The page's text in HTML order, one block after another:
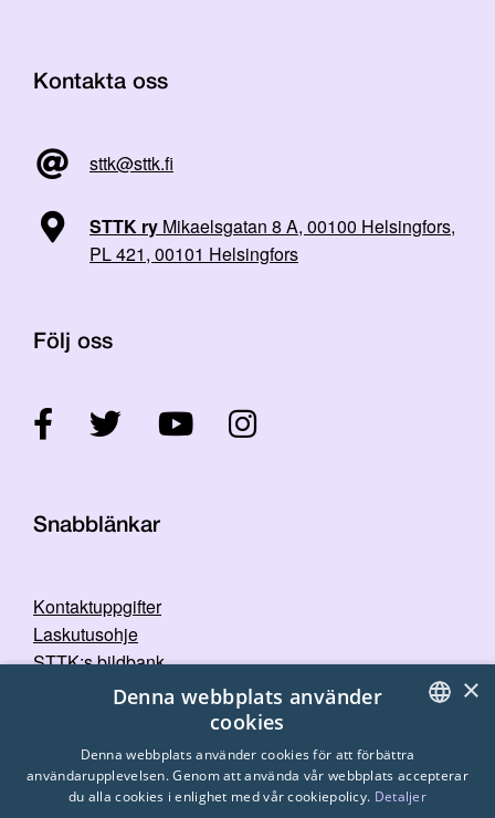
Kontakta oss
sttk@sttk.fi
STTK ry Mikaelsgatan 8 A, 00100 Helsingfors,
PL 421, 00101 Helsingfors
Följ oss
Snabblänkar
Kontaktuppgifter
Laskutusohje
STTK:s bildbank
Dataskyddspolicy
FINNISH
ENGLISH
×
Denna webbplats använder
cookies
Denna webbplats använder cookies för att förbättra
användarupplevelsen. Genom att använda vår webbplats accepterar
du alla cookies i enlighet med vår cookiepolicy. Detaljer